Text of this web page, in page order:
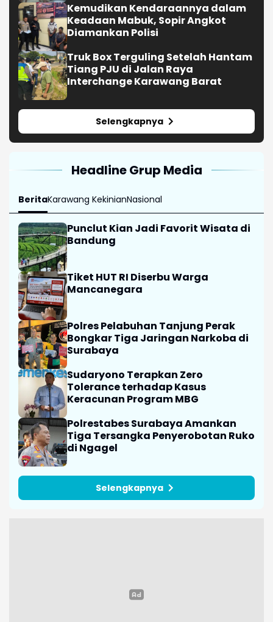
Kemudikan Kendaraannya dalam
Keadaan Mabuk, Sopir Angkot
Diamankan Polisi
Truk Box Terguling Setelah Hantam
Tiang PJU di Jalan Raya
Interchange Karawang Barat
Selengkapnya
Headline Grup Media
BeritaKarawang KekinianNasional
Punclut Kian Jadi Favorit Wisata di
Bandung
Tiket HUT RI Diserbu Warga
Mancanegara
Polres Pelabuhan Tanjung Perak
Bongkar Tiga Jaringan Narkoba di
Surabaya
Sudaryono Terapkan Zero
Tolerance terhadap Kasus
Keracunan Program MBG
Polrestabes Surabaya Amankan
Tiga Tersangka Penyerobotan Ruko
di Ngagel
Selengkapnya